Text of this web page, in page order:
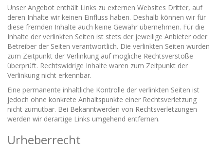
Unser Angebot enthält Links zu externen Websites Dritter, auf
deren Inhalte wir keinen Einfluss haben. Deshalb können wir für
diese fremden Inhalte auch keine Gewähr übernehmen. Für die
Inhalte der verlinkten Seiten ist stets der jeweilige Anbieter oder
Betreiber der Seiten verantwortlich. Die verlinkten Seiten wurden
zum Zeitpunkt der Verlinkung auf mögliche Rechtsverstöße
überprüft. Rechtswidrige Inhalte waren zum Zeitpunkt der
Verlinkung nicht erkennbar.
Eine permanente inhaltliche Kontrolle der verlinkten Seiten ist
jedoch ohne konkrete Anhaltspunkte einer Rechtsverletzung
nicht zumutbar. Bei Bekanntwerden von Rechtsverletzungen
werden wir derartige Links umgehend entfernen.
Urheberrecht